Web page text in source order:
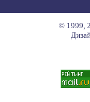
© 1999,